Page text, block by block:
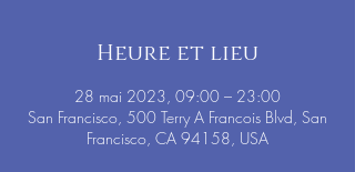
Heure et lieu
28 mai 2023, 09:00 – 23:00
San Francisco, 500 Terry A Francois Blvd, San
Francisco, CA 94158, USA